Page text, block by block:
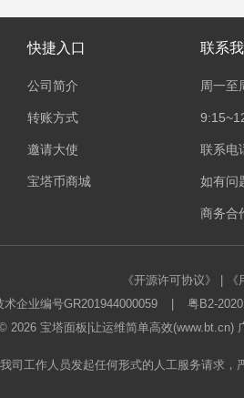
快捷入口
公司简介
转账方式
邀请大使
宝塔币商城
联系
周一至
联系电
如有问
商务合
《开源许可协议》
术企业编号GR201944000059
粤B2-
2026 宝塔面板 |让运维简单高效
司工作人员发起任何形式的人工服务请求，